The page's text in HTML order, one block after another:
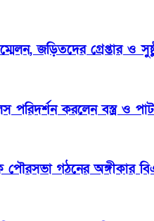
জড়িতদের গ্রেপ্তার ও
করলেন বস্ত্র ও পাট
গঠনের অঙ্গীকার